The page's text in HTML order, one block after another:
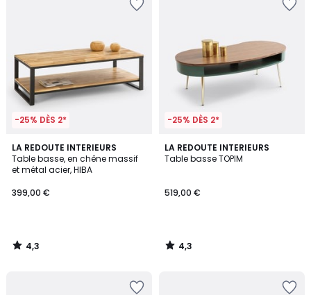
-25% DÈS 2*
LA REDOUTE INTERIEURS
Table basse, en chêne massif
et métal acier, HIBA
399,00 €
4,3
/ 5
4,3
/
-25% DÈS 2*
LA REDOUTE INTERIEURS
Table basse TOPIM
519,00 €
4,3
/ 5
4,3
/